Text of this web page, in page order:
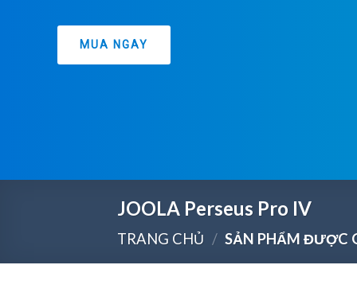
MUA NGAY
JOOLA Perseus Pro IV
TRANG CHỦ / SẢN PHẨM ĐƯỢC